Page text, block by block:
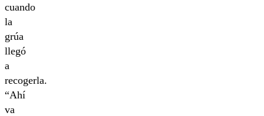
cuando
la
grúa
llegó
a
recogerla.
“Ahí
va